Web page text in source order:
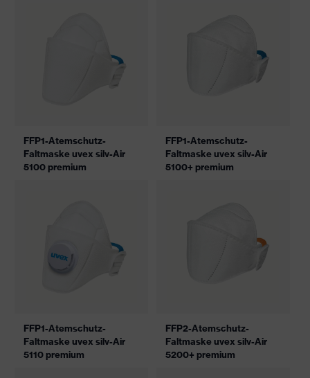
FFP1-Atemschutz-
Faltmaske uvex silv-Air
5100 premium
FFP1-Atemschutz-
Faltmaske uvex silv-Air
5100+ premium
FFP1-Atemschutz-
Faltmaske uvex silv-Air
5110 premium
FFP2-Atemschutz-
Faltmaske uvex silv-Air
5200+ premium